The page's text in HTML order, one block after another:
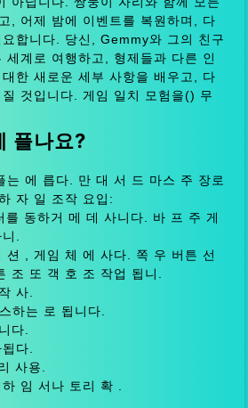
, 어제 밤에 이벤트를 복원하며, 다
합니다. 당신, Gemmy와 그의 친구
세계로 여행하고, 형제들과 다른 인
한 새로운 세부 사항을 배우고, 다
것입니다. 게임 일치 모험을() 무
플나요?
는 에 릅다. 만 대 서 드 마스 주 장로
자 일 조작 요입:
를 동하거 메 데 사니다. 바 프 주 게
.
션 , 게임 체 에 사다. 쪽 우 버튼 선
조 또 객 호 조 작업 됩니.
사.
하는 로 됩니다.
다.
다.
사용.
임 서나 토리 확 .